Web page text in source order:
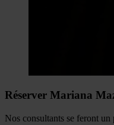
Réserver Mariana
Nos consultants se feront